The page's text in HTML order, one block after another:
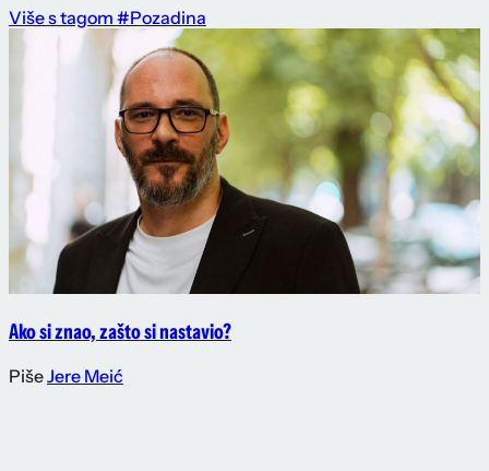
Više s tagom #Pozadina
Ako si znao, zašto si nastavio?
PišeJere Meić